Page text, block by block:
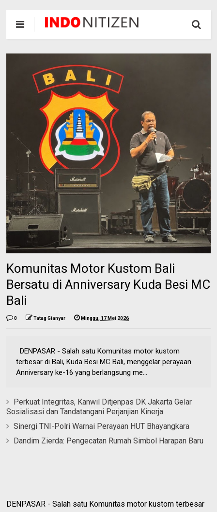
Komunitas Motor Kustom Bali
Bersatu di Anniversary Kuda Besi MC
Bali
0 Tatag Gianyar Minggu, 17 Mei 2026
DENPASAR - Salah satu Komunitas motor kustom
terbesar di Bali, Kuda Besi MC Bali, menggelar perayaan
Anniversary ke-16 yang berlangsung me...
Perkuat Integritas, Kanwil Ditjenpas DK Jakarta Gelar
Sosialisasi dan Tandatangani Perjanjian Kinerja
Sinergi TNI-Polri Warnai Perayaan HUT Bhayangkara
Dandim Zierda: Pengecatan Rumah Simbol Harapan Baru
DENPASAR - Salah satu Komunitas motor kustom terbesar